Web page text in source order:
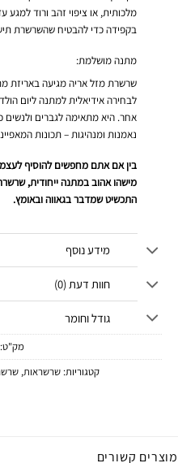
מלכותית, או ציפוי זהב ורוד למגע
בקפידה כדי להבטיח שהשרשרת
מתנה מושלמת:
שרשרת מזל אריה מגיעה באריזת
לבחירה אידיאלית למתנה ליום
אחר. היא מתאימה לגברים
נאמנות ומנהיגות – תכונות
בין אם אתם מחפשים להוסיף
מישהו אהוב במתנה ייחודית,
התכשיט שמדבר בגאווה ובאומץ.
מידע נוסף
חוות דעת (0)
גודל וחומר
מק"ט:
קטגוריות:שרשראות,
מוצרים קשורים